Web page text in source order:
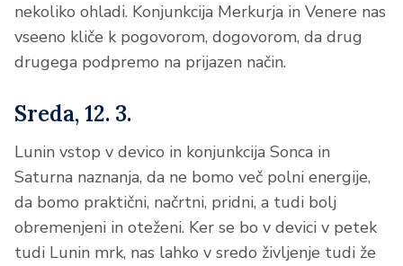
nekoliko ohladi. Konjunkcija Merkurja in Venere nas
vseeno kliče k pogovorom, dogovorom, da drug
drugega podpremo na prijazen način.
Sreda, 12. 3.
Lunin vstop v devico in konjunkcija Sonca in
Saturna naznanja, da ne bomo več polni energije,
da bomo praktični, načrtni, pridni, a tudi bolj
obremenjeni in oteženi. Ker se bo v devici v petek
tudi Lunin mrk, nas lahko v sredo življenje tudi že